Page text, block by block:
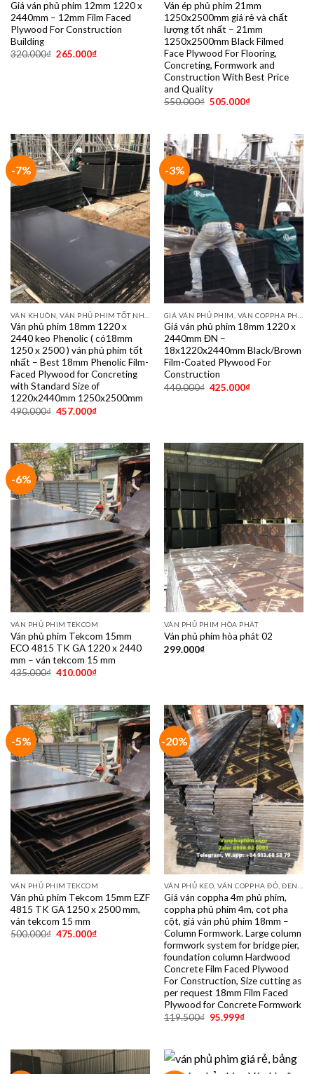
Giá ván phủ phim 12mm 1220 x
2440mm – 12mm Film Faced
Plywood For Construction
Building
320.000₫ 265.000₫
Ván ép phủ phim 21mm
1250x2500mm giá rẻ và chất
lượng tốt nhất – 21mm
1250x2500mm Black Filmed
Face Plywood For Flooring,
Concreting, Formwork and
Construction With Best Price
and Quality
550.000₫ 505.000₫
-7%
Ván phủ phim 18mm 1220 x
2440 keo Phenolic ( có18mm
1250 x 2500 ) ván phủ phim tốt
nhất – Best 18mm Phenolic Film-
Faced Plywood for Concreting
with Standard Size of
1220x2440mm 1250x2500mm
490.000₫ 457.000₫
-3%
Giá ván phủ phim 18mm 1220 x
2440mm ĐN –
18x1220x2440mm Black/Brown
Film-Coated Plywood For
Construction
440.000₫ 425.000₫
-6%
VÁN PHỦ PHIM TEKCOM
Ván phủ phim Tekcom 15mm
ECO 4815 TK GA 1220 x 2440
mm – ván tekcom 15 mm
435.000₫ 410.000₫
VÁN PHỦ PHIM HÒA PHÁT
Ván phủ phim hòa phát 02
299.000₫
-5%
VÁN PHỦ PHIM TEKCOM
Ván phủ phim Tekcom 15mm EZF
4815 TK GA 1250 x 2500 mm,
ván tekcom 15 mm
500.000₫ 475.000₫
-20%
Giá ván coppha 4m phủ phim,
coppha phủ phim 4m, cot pha
cột, giá ván phủ phim 18mm –
Column Formwork. Large column
formwork system for bridge pier,
foundation column Hardwood
Concrete Film Faced Plywood
For Construction, Size cutting as
per request 18mm Film Faced
Plywood for Concrete Formwork
119.500₫ 95.999₫